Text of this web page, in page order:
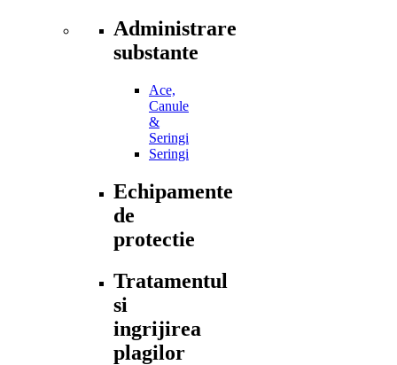
Administrare
substante
Ace,
Canule
&
Seringi
Seringi
Echipamente
de
protectie
Tratamentul
si
ingrijirea
plagilor